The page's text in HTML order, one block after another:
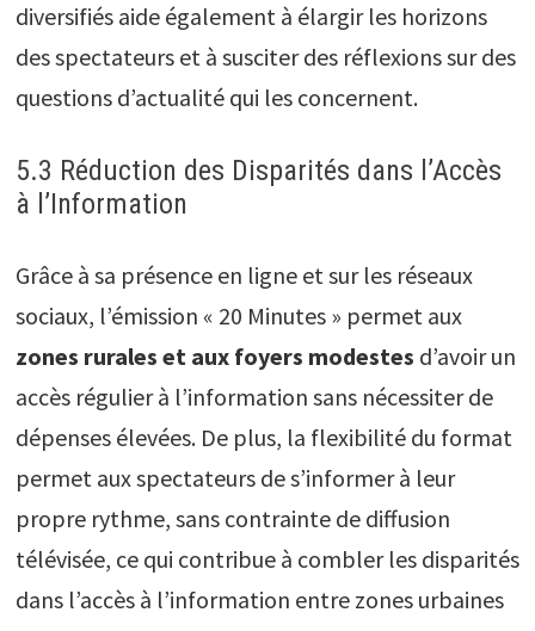
diversifiés aide également à élargir les horizons
des spectateurs et à susciter des réflexions sur des
questions d’actualité qui les concernent.
5.3 Réduction des Disparités dans l’Accès
à l’Information
Grâce à sa présence en ligne et sur les réseaux
sociaux, l’émission « 20 Minutes » permet aux
zones rurales et aux foyers modestes d’avoir un
accès régulier à l’information sans nécessiter de
dépenses élevées. De plus, la flexibilité du format
permet aux spectateurs de s’informer à leur
propre rythme, sans contrainte de diffusion
télévisée, ce qui contribue à combler les disparités
dans l’accès à l’information entre zones urbaines